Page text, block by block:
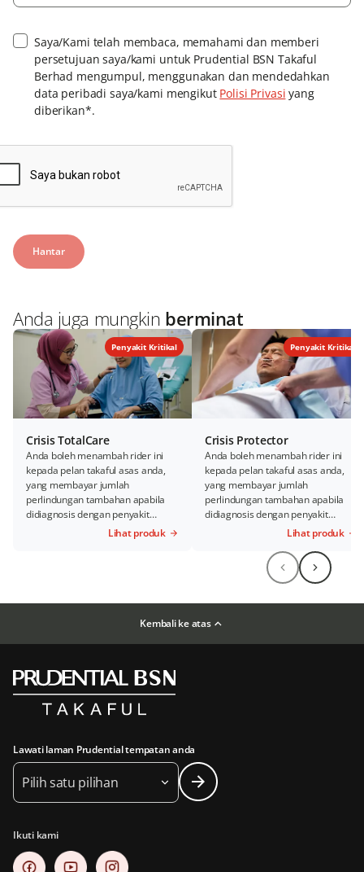
Saya/Kami telah membaca, memahami dan memberi
persetujuan saya/kami untuk Prudential BSN Takaful
Berhad mengumpul, menggunakan dan mendedahkan
data peribadi saya/kami mengikut Polisi Privasi yang
diberikan*.
Anda juga mungkin berminat
Penyakit Kritikal
Crisis TotalCare
Anda boleh menambah rider ini
kepada pelan takaful asas anda,
yang membayar jumlah
perlindungan tambahan apabila
didiagnosis dengan penyakit
kritikal sebelum umur tamat
Lihat produk
Penyakit Kritikal
Crisis Protector
Anda boleh menambah rider ini
kepada pelan takaful asas anda,
yang membayar jumlah
perlindungan tambahan apabila
didiagnosis dengan penyakit
kritikal sebelum umur tamat
Lihat produk
Kembali ke atas
Lawati laman Prudential tempatan anda
Pilih satu pilihan
Ikuti kami